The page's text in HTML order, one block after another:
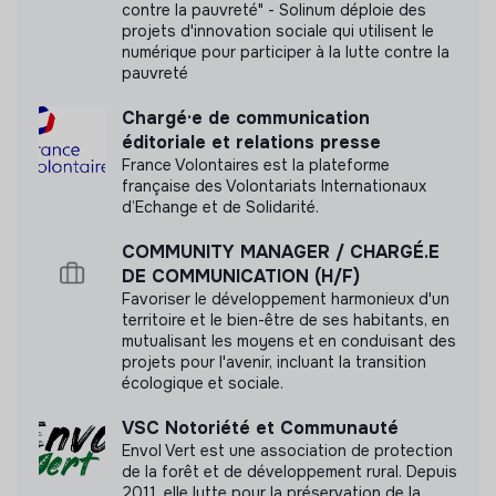
pour les événements (Canva)
Aide à la rédaction de contenus éditoriaux (posts,
accroches, textes courts)
Contribution à la communication d’unecampagne de
crowdfunding
Participation à la mise en place d’unenewsletter
Production de contenus lors des événements :
photos et vidéos
Community management dans le cadre des
événements
Labels et certifications
Cette structure n'a pas souhaité nous
communiquer les labels ou certifications qu'elle a
pu obtenir.
Documents
N'a pas encore communiqué de documents de
contre la pauvreté" - Solinum déploie des
projets d'innovation sociale qui utilisent le
numérique pour participer à la lutte contre la
pauvreté
Chargé·e de communication
éditoriale et relations presse
France Volontaires est la plateforme
française des Volontariats Internationaux
d’Echange et de Solidarité.
COMMUNITY MANAGER / CHARGÉ.E
DE COMMUNICATION (H/F)
Favoriser le développement harmonieux d'un
territoire et le bien-être de ses habitants, en
mutualisant les moyens et en conduisant des
projets pour l'avenir, incluant la transition
écologique et sociale.
VSC Notoriété et Communauté
Envol Vert est une association de protection
de la forêt et de développement rural. Depuis